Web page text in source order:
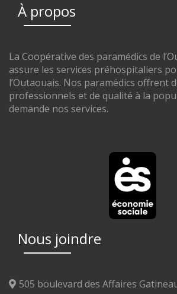
À propos
La Coopérative des paramédics de
assure les services préhospitaliers
l’Outaouais. Nos paramédics offrent
professionnels et de qualité à la
demande nos services.
Nous joindre
505 boulevard des Affaires